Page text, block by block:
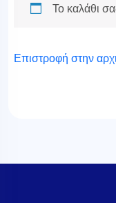
Το καλάθι
Επιστροφή στην